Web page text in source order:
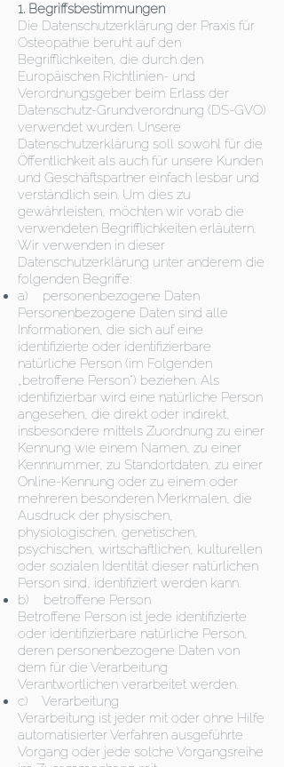
1. Begriffsbestimmungen
Die Datenschutzerklärung der Praxis für
Osteopathie beruht auf den
Begrifflichkeiten, die durch den
Europäischen Richtlinien- und
Verordnungsgeber beim Erlass der
Datenschutz-Grundverordnung (DS-GVO)
verwendet wurden. Unsere
Datenschutzerklärung soll sowohl für die
Öffentlichkeit als auch für unsere Kunden
und Geschäftspartner einfach lesbar und
verständlich sein. Um dies zu
gewährleisten, möchten wir vorab die
verwendeten Begrifflichkeiten erläutern.
Wir verwenden in dieser
Datenschutzerklärung unter anderem die
folgenden Begriffe:
a) personenbezogene Daten
Personenbezogene Daten sind alle
Informationen, die sich auf eine
identifizierte oder identifizierbare
natürliche Person (im Folgenden
„betroffene Person“) beziehen. Als
identifizierbar wird eine natürliche Person
angesehen, die direkt oder indirekt,
insbesondere mittels Zuordnung zu einer
Kennung wie einem Namen, zu einer
Kennnummer, zu Standortdaten, zu einer
Online-Kennung oder zu einem oder
mehreren besonderen Merkmalen, die
Ausdruck der physischen,
physiologischen, genetischen,
psychischen, wirtschaftlichen, kulturellen
oder sozialen Identität dieser natürlichen
Person sind, identifiziert werden kann.
b) betroffene Person
Betroffene Person ist jede identifizierte
oder identifizierbare natürliche Person,
deren personenbezogene Daten von
dem für die Verarbeitung
Verantwortlichen verarbeitet werden.
c) Verarbeitung
Verarbeitung ist jeder mit oder ohne Hilfe
automatisierter Verfahren ausgeführte
Vorgang oder jede solche Vorgangsreihe